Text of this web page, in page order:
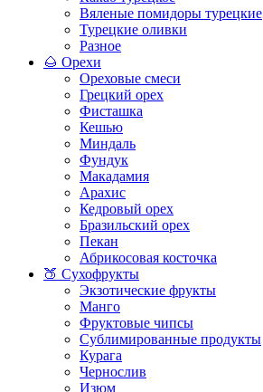
Вяленые помидоры турецкие
Турецкие оливки
Разное
🌰 Орехи
Ореховые смеси
Грецкий орех
Фисташка
Кешью
Миндаль
Фундук
Макадамия
Арахис
Кедровый орех
Бразильский орех
Пекан
Абрикосовая косточка
🍑 Сухофрукты
Экзотические фрукты
Манго
Фруктовые чипсы
Сублимированные продукты
Курага
Чернослив
Изюм